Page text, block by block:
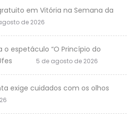
em Vitória na Semana da
de 2026
o espetáculo “O Princípio do
5 de agosto de 2026
exige cuidados com os olhos